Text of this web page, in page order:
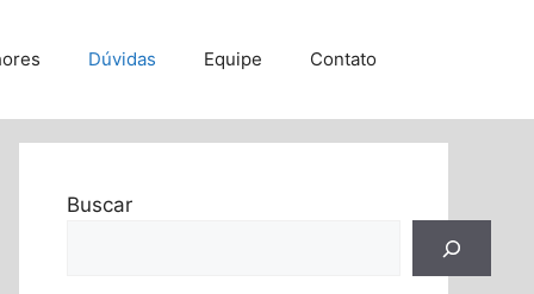
Dúvidas Equipe Contato
Buscar